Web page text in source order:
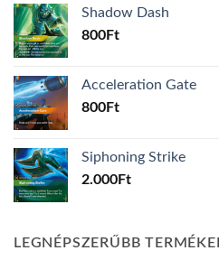
Shadow Dash
800Ft
Acceleration Gate
800Ft
Siphoning Strike
2.000Ft
LEGNÉPSZERŰBB